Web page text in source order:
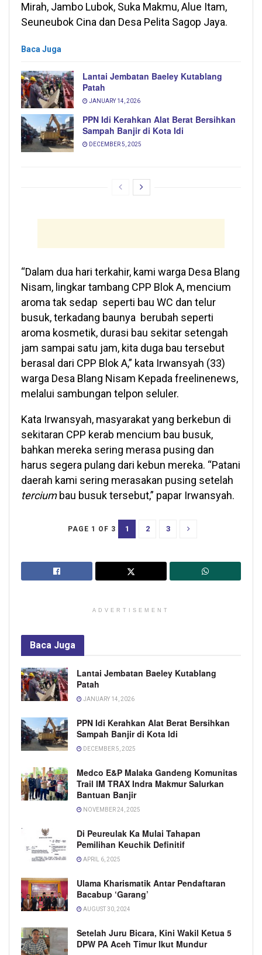
Mirah, Jambo Lubok, Suka Makmu, Alue Itam,
Seuneubok Cina dan Desa Pelita Sagop Jaya.
Baca Juga
Lantai Jembatan Baeley Kutablang
Patah
JANUARY 14, 2026
PPN Idi Kerahkan Alat Berat Bersihkan
Sampah Banjir di Kota Idi
DECEMBER 5, 2025
“Dalam dua hari terkahir, kami warga Desa Blang
Nisam, lingkar tambang CPP Blok A, mencium
aroma tak sedap seperti bau WC dan telur
busuk, terkadang baunya berubah seperti
aroma kosmetik, durasi bau sekitar setengah
jam sampai satu jam, kita duga bau tersebut
berasal dari CPP Blok A,” kata Irwansyah (33)
warga Desa Blang Nisam Kepada freelinenews,
melalui sambungan telpon seluler.
Kata Irwansyah, masyarakat yang berkebun di
sekitaran CPP kerab mencium bau busuk,
bahkan mereka sering merasa pusing dan
harus segera pulang dari kebun mereka. “Patani
daerah kami sering merasakan pusing setelah
terciumbau busuk tersebut,” papar Irwansyah.
PAGE 1 OF 3 1 2 3
ADVERTISEMENT
Baca Juga
Lantai Jembatan Baeley Kutablang
Patah
JANUARY 14, 2026
PPN Idi Kerahkan Alat Berat Bersihkan
Sampah Banjir di Kota Idi
DECEMBER 5, 2025
Medco E&P Malaka Gandeng Komunitas
Trail IM TRAX Indra Makmur Salurkan
Bantuan Banjir
NOVEMBER 24, 2025
Di Peureulak Ka Mulai Tahapan
Pemilihan Keuchik Definitif
APRIL 6, 2025
Ulama Kharismatik Antar Pendaftaran
Bacabup ‘Garang’
AUGUST 30, 2024
Setelah Juru Bicara, Kini Wakil Ketua 5
DPW PA Aceh Timur Ikut Mundur